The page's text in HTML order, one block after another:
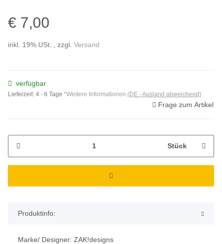
€ 7,00
inkl. 19% USt. , zzgl. Versand
verfügbar
Lieferzeit: 4 - 6 Tage *Weitere Informationen (DE - Ausland abweichend)
Frage zum Artikel
Stück
Produktinfo:
Marke/ Designer: ZAK!designs